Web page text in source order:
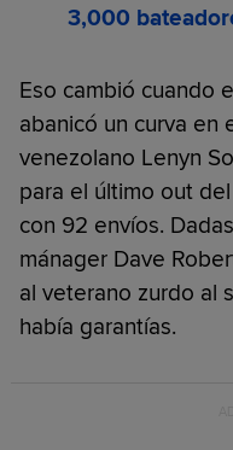
3,000
Eso cambió cuando
abanicó un curva en
venezolano Lenyn
para el último out
con 92 envíos.
mánager Dave
al veterano zurdo al
había garantías.